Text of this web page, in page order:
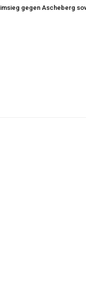
gegen Ascheberg